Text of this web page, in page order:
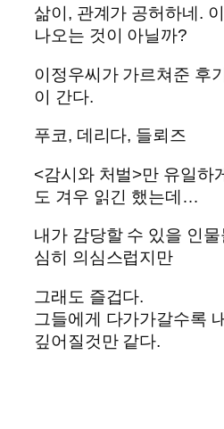
삶이, 관계가 공허하네.
나오는 것이 아닐까?
이정우씨가 가르쳐준 후
이 간다.
푸코, 데리다, 들뢰즈
<감시와 처벌>만 유일하
도 겨우 읽긴 했는데…
내가 감당할 수 있을 인물
심히 의심스럽지만
그래도 즐겁다.
그들에게 다가가갈수록
깊어질것만 같다.